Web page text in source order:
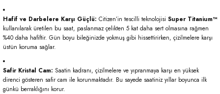
Hafif ve Darbelere Karşı Güçlü: Citizen’in tescilli teknolojisi Super Titanium™
kullanılarak üretilen bu saat, paslanmaz çelikten 5 kat daha sert olmasına rağmen
%40 daha hafiftir. Gün boyu bileğinizde yokmuş gibi hissettirirken, çizilmelere karşı
üstün koruma sağlar.
Safir Kristal Cam: Saatin kadranı, çizilmelere ve yıpranmaya karşı en yüksek
direnci gösteren safir cam ile korunmaktadır. Bu sayede saatiniz yıllar boyunca ilk
günkü berraklığını korur.